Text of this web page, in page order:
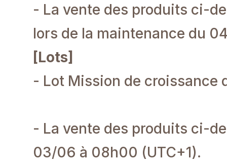
- La vente des produits ci-
lors de la maintenance du
[Lots]
- Lot Mission de
- La vente des produits ci-
03/06 à 08h00 (UTC+1).